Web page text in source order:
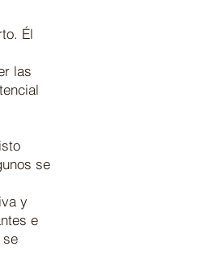
Él
las
se
y
e
se